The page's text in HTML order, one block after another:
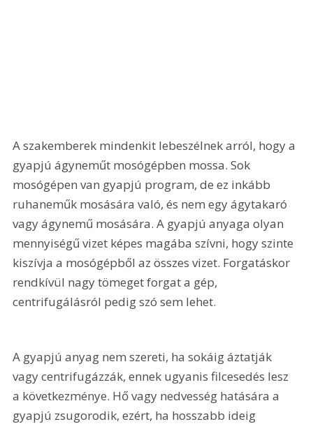
A szakemberek mindenkit lebeszélnek arról, hogy a
gyapjú ágyneműt mosógépben mossa. Sok
mosógépen van gyapjú program, de ez inkább
ruhaneműk mosására való, és nem egy ágytakaró
vagy ágynemű mosására. A gyapjú anyaga olyan
mennyiségű vizet képes magába szívni, hogy szinte
kiszívja a mosógépből az összes vizet. Forgatáskor
rendkívül nagy tömeget forgat a gép,
centrifugálásról pedig szó sem lehet.
A gyapjú anyag nem szereti, ha sokáig áztatják
vagy centrifugázzák, ennek ugyanis filcesedés lesz
a következménye. Hő vagy nedvesség hatására a
gyapjú zsugorodik, ezért, ha hosszabb ideig